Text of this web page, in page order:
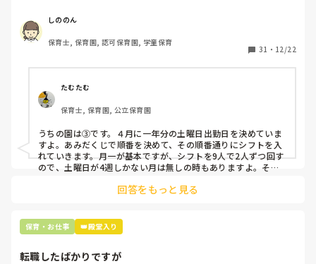
て入職しているはずですが、いざ勤務が始まると一日も土曜
出勤が出来ない方ばかりです。
①土曜日の希望休は2日まで、と制限をかける
②毎月、必ず土曜保育に入ることのできる日を1日だけピッ
クアップしてもらう
③仮シフトが出た時、土曜出勤が難しければ自身で代わりの
人を交渉して見つけてもらう
上記のいずれかの対策を取り入れることを考えています。
しののん
保育士, 保育園, 認可保育園, 学童保育
31 ・ 12/22
たむたむ
保育士, 保育園, 公立保育園
うちの園は③です。４月に一年分の土曜日出勤日を決めていま
すよ。あみだくじで順番を決めて、その順番通りにシフトを入
れていきます。月一が基本ですが、シフトを9人で2人ずつ回す
ので、土曜日が4週しかない月は無しの時もありますよ。その
て貰い、主任に報告してます。
回答をもっと見る
保育・お仕事 👑殿堂入り
転職したばかりですが